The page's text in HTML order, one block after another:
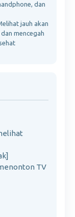
dan
jauh akan
mencegah
TV